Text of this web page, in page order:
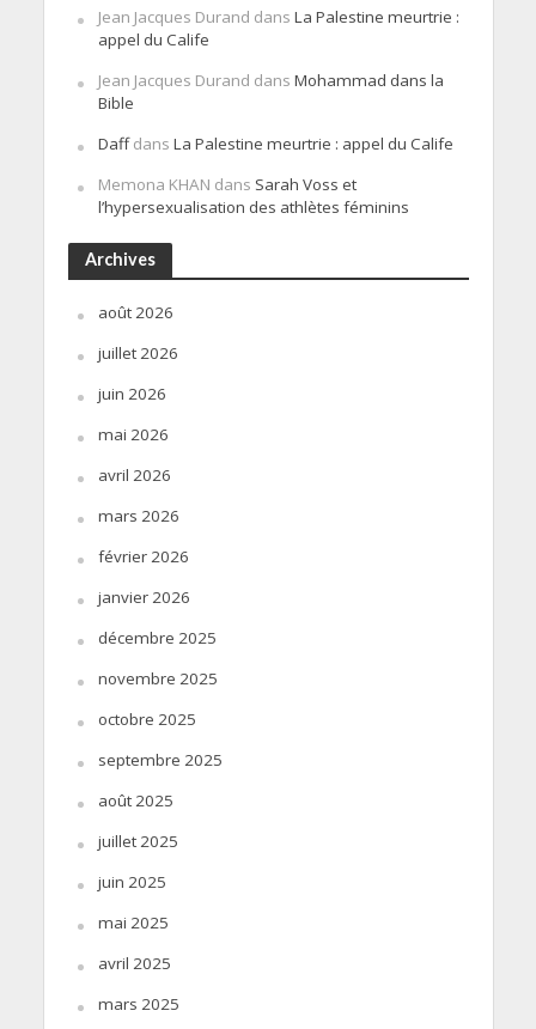
Jean Jacques Durand dans La Palestine meurtrie :
appel du Calife
Jean Jacques Durand dans Mohammad dans la
Bible
Daffdans La Palestine meurtrie : appel du Calife
Memona KHAN dans Sarah Voss et
l’hypersexualisation des athlètes féminins
Archives
août 2026
juillet 2026
juin 2026
mai 2026
avril 2026
mars 2026
février 2026
janvier 2026
décembre 2025
novembre 2025
octobre 2025
septembre 2025
août 2025
juillet 2025
juin 2025
mai 2025
avril 2025
mars 2025